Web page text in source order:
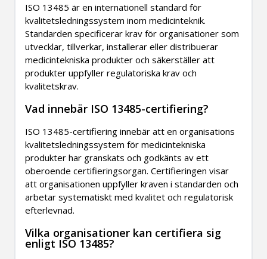
ISO 13485 är en internationell standard för
kvalitetsledningssystem inom medicinteknik.
Standarden specificerar krav för organisationer som
utvecklar, tillverkar, installerar eller distribuerar
medicintekniska produkter och säkerställer att
produkter uppfyller regulatoriska krav och
kvalitetskrav.
Vad innebär ISO 13485-certifiering?
ISO 13485-certifiering innebär att en organisations
kvalitetsledningssystem för medicintekniska
produkter har granskats och godkänts av ett
oberoende certifieringsorgan. Certifieringen visar
att organisationen uppfyller kraven i standarden och
arbetar systematiskt med kvalitet och regulatorisk
efterlevnad.
Vilka organisationer kan certifiera sig
enligt ISO 13485?